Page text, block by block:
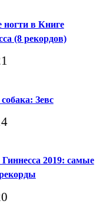
в Книге
(8 рекордов)
Зевс
2019: самые